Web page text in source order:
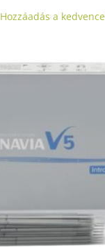
Hozzáadás a